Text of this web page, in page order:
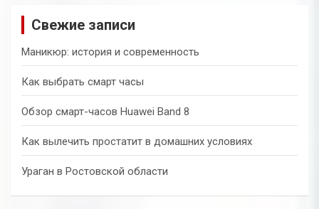
Свежие записи
Маникюр: история и современность
Как выбрать смарт часы
Обзор смарт-часов Huawei Band 8
Как вылечить простатит в домашних условиях
Ураган в Ростовской области